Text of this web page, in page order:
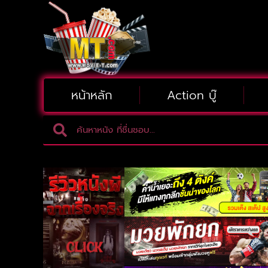
หน้าหลัก Action บู๊